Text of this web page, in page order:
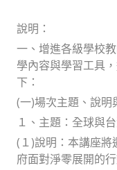
說明：
一、增進各級學校
學內容與學習工具
下：
(一)場次主題、說明
１、主題：全球與
(１)說明：本講座將
府面對淨零展開的